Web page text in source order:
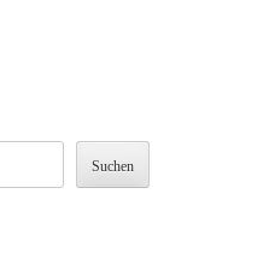
Suchen